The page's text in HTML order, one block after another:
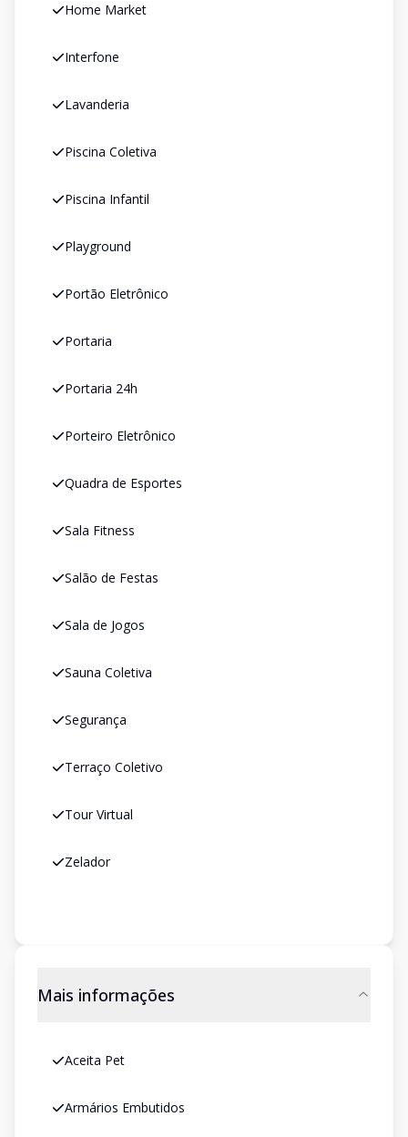
Home Market
Interfone
Lavanderia
Piscina Coletiva
Piscina Infantil
Playground
Portão Eletrônico
Portaria
Portaria 24h
Porteiro Eletrônico
Quadra de Esportes
Sala Fitness
Salão de Festas
Sala de Jogos
Sauna Coletiva
Segurança
Terraço Coletivo
Tour Virtual
Zelador
Mais informações
Aceita Pet
Armários Embutidos